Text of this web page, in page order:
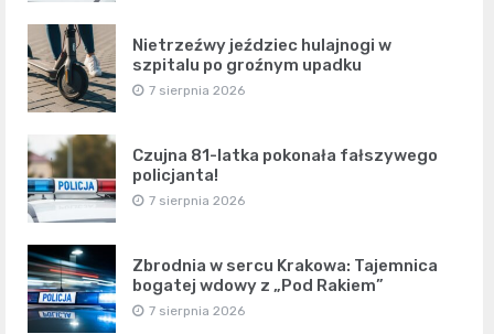
Nietrzeźwy jeździec hulajnogi w
szpitalu po groźnym upadku
7 sierpnia 2026
Czujna 81-latka pokonała fałszywego
policjanta!
7 sierpnia 2026
Zbrodnia w sercu Krakowa: Tajemnica
bogatej wdowy z „Pod Rakiem”
7 sierpnia 2026